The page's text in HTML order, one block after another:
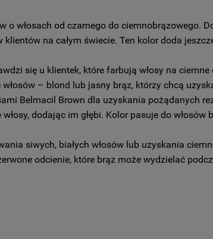
włosach od czarnego do ciemnobrązowego.
na całym świecie. Ten kolor doda
się u klientek, które farbują włosy na
– blond lub jasny brąz, którzy chcą
Belmacil Brown dla uzyskania pożądanych
dodając im głębi. Kolor pasuje do
siwych, białych włosów lub uzyskania
odcienie, które brąz może wydzielać